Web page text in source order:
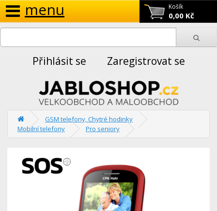
Košík
0,00 Kč
menu
Přihlásit se Zaregistrovat se
GSM telefony, Chytré hodinky
Mobilní telefony
Pro seniory